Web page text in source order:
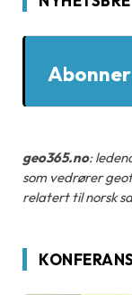
geo365.no:
som vedrører
relatert til norsk